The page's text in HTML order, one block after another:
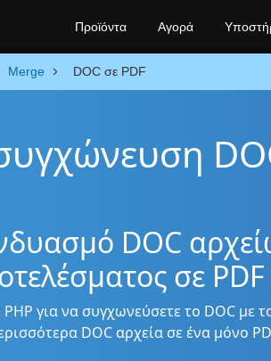
Merge DOC σε PDF
DOC
σε
για να συγχωνεύσετε το DOC με
DOC αρχεία σε ένα μόνο
Προϊόντα Αγορά